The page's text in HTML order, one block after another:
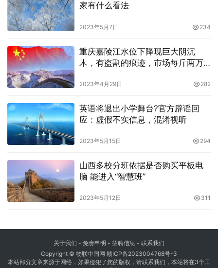
家有什么看法
2023年5月7日 234
重庆嘉陵江水位下降现巨大阴沉
木，有盗割的痕迹，市场每斤两万
2023年4月29日 282
英语将退出小学舞台?官方辟谣回
应：虚假不实信息，混淆视听
2023年5月15日 294
山西多校分班依据是否购买平板电
脑 能进入“智慧班”
2023年5月12日 311
关于我们 - 免责申明 - 招聘信息 - 联系我们
Copyright © 物联中国网 赣ICP备2023004768号-3
本站部分文章来源于网络，如果侵犯了您的版权，请联系我们，本站将在3个工